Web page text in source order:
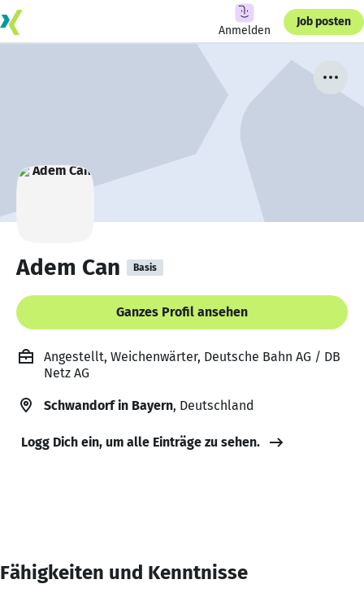
Anmelden
Job posten
Adem Can Basis
Ganzes Profil ansehen
Angestellt, Weichenwärter, Deutsche Bahn AG / DB
Netz AG
Schwandorf in Bayern, Deutschland
Logg Dich ein, um alle Einträge zu sehen.
Fähigkeiten und Kenntnisse